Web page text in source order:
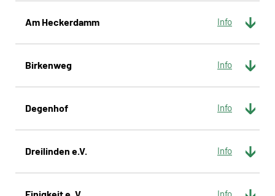
Am Heckerdamm
Birkenweg
Degenhof
Dreilinden e.V.